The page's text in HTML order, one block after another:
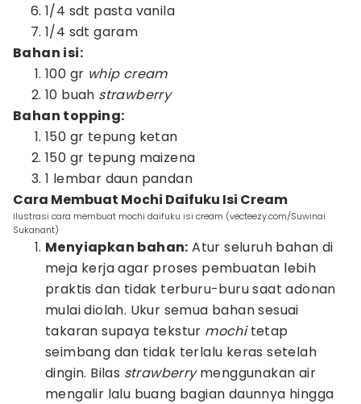
1/4 sdt pasta vanila
1/4 sdt garam
Bahan isi:
100 gr whip cream
10 buah strawberry
Bahan topping:
150 gr tepung ketan
150 gr tepung maizena
1 lembar daun pandan
Cara Membuat Mochi Daifuku Isi Cream
ilustrasi cara membuat mochi daifuku isi cream (vecteezy.com/Suwinai
Sukanant)
Menyiapkan bahan: Atur seluruh bahan di
meja kerja agar proses pembuatan lebih
praktis dan tidak terburu-buru saat adonan
mulai diolah. Ukur semua bahan sesuai
takaran supaya tekstur mochitetap
seimbang dan tidak terlalu keras setelah
dingin. Bilas strawberrymenggunakan air
mengalir lalu buang bagian daunnya hingga